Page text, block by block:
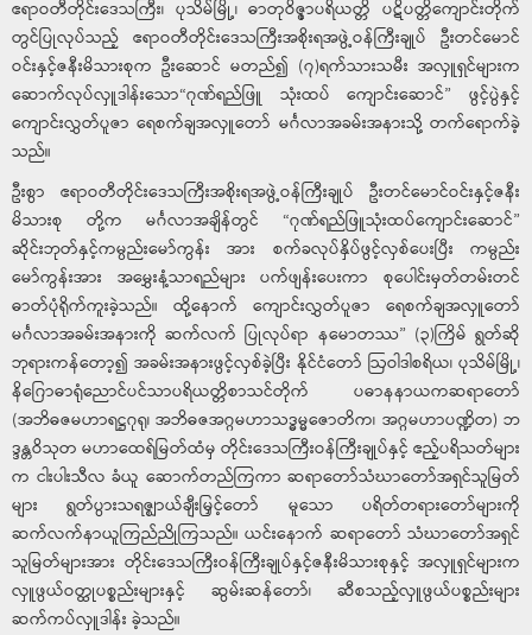
ဧရာဝတီတိုင်းဒေသကြီး၊ ပုသိမ်မြို့၊ ဓာတုဝိဇ္ဇာပရိယတ္တိ ပဋိပတ္တိကျောင်းတိုက်
တွင်ပြုလုပ်သည့် ဧရာဝတီတိုင်းဒေသကြီးအစိုးရအဖွဲ့ဝန်ကြီးချုပ် ဦးတင်မောင်
ဝင်းနှင့်ဇနီးမိသားစုက ဦးဆောင် မတည်၍ (၇)ရက်သားသမီး အလှူရှင်များက
ဆောက်လုပ်လှူဒါန်းသော“ဂုဏ်ရည်ဖြူ သုံးထပ် ကျောင်းဆောင်” ဖွင့်ပွဲနှင့်
ကျောင်းလွှတ်ပူဇာ ရေစက်ချအလှူတော် မင်္ဂလာအခမ်းအနားသို့ တက်ရောက်ခဲ့
သည်။
ဦးစွာ ဧရာဝတီတိုင်းဒေသကြီးအစိုးရအဖွဲ့ဝန်ကြီးချုပ် ဦးတင်မောင်ဝင်းနှင့်ဇနီး
မိသားစု တို့က မင်္ဂလာအချိန်တွင် “ဂုဏ်ရည်ဖြူသုံးထပ်ကျောင်းဆောင်”
ဆိုင်းဘုတ်နှင့်ကမ္ပည်းမော်ကွန်း အား စက်ခလုပ်နှိပ်ဖွင့်လှစ်ပေးပြီး ကမ္ပည်း
မော်ကွန်းအား အမွှေးနံ့သာရည်များ ပက်ဖျန်းပေးကာ စုပေါင်းမှတ်တမ်းတင်
ဓာတ်ပုံရိုက်ကူးခဲ့သည်။ ထို့နောက် ကျောင်းလွှတ်ပူဇာ ရေစက်ချအလှူတော်
မင်္ဂလာအခမ်းအနားကို ဆက်လက် ပြုလုပ်ရာ နမောတဿ” (၃)ကြိမ် ရွတ်ဆို
ဘုရားကန်တော့၍ အခမ်းအနားဖွင့်လှစ်ခဲ့ပြီး နိုင်ငံတော် ဩဝါဒါစရိယ၊ ပုသိမ်မြို့၊
နိဂြောဓာရုံညောင်ပင်သာပရိယတ္တိစာသင်တိုက် ပဓာနနာယကဆရာတော်
(အဘိဓဇမဟာရဋ္ဌဂုရု၊ အဘိဓဇအဂ္ဂမဟာသဒ္ဓမ္မဇောတိက၊ အဂ္ဂမဟာပဏ္ဍိတ) ဘ
ဒ္ဒန္တဝိသုတ မဟာထေရ်မြတ်ထံမှ တိုင်းဒေသကြီးဝန်ကြီးချုပ်နှင့် ဧည့်ပရိသတ်များ
က ငါးပါးသီလ ခံယူ ဆောက်တည်ကြကာ ဆရာတော်သံဃာတော်အရှင်သူမြတ်
များ ရွတ်ပွားသရဇ္ဈာယ်ချီးမြှင့်တော် မူသော ပရိတ်တရားတော်များကို
ဆက်လက်နာယူကြည်ညိုကြသည်။ ယင်းနောက် ဆရာတော် သံဃာတော်အရှင်
သူမြတ်များအား တိုင်းဒေသကြီးဝန်ကြီးချုပ်နှင့်ဇနီးမိသားစုနှင့် အလှူရှင်များက
လှူဖွယ်ဝတ္ထုပစ္စည်းများနှင့် ဆွမ်းဆန်တော်၊ ဆီစသည့်လှူဖွယ်ပစ္စည်းများ
ဆက်ကပ်လှူဒါန်း ခဲ့သည်။